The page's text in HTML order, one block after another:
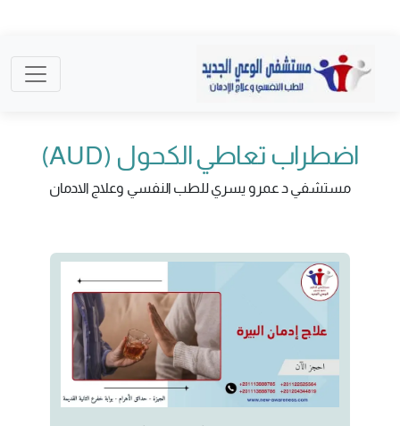
اضطراب تعاطي الكحول (AUD)
مستشفي د عمرو يسري للطب النفسي وعلاج الادمان